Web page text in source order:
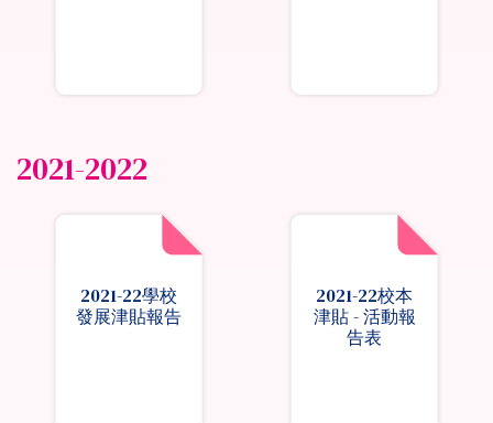
2021-2022
2021-22學校
發展津貼報告
2021-22校本
津貼 - 活動報
告表